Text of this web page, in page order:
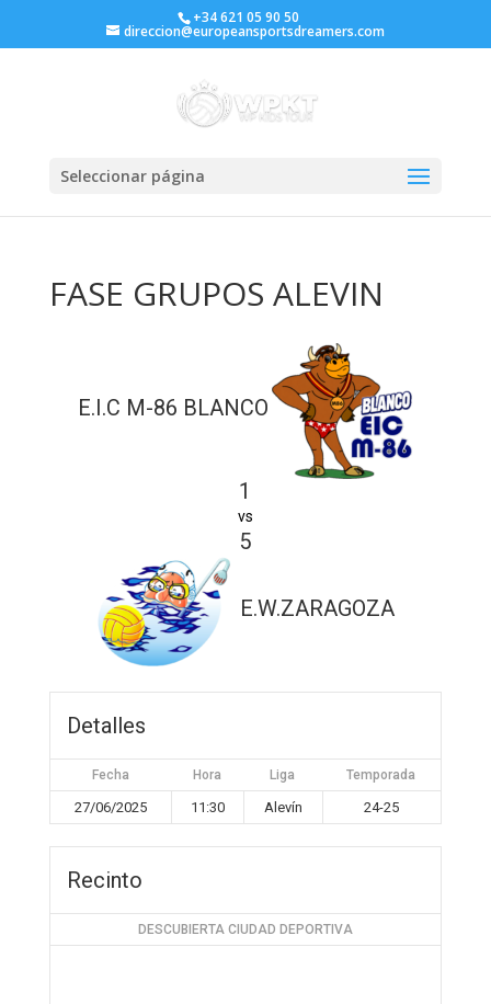
+34 621 05 90 50
direccion@europeansportsdreamers.com
Seleccionar página
FASE GRUPOS ALEVIN
E.I.C M-86 BLANCO
1
vs
5
E.W.ZARAGOZA
Detalles
Fecha Hora Liga Temporada
27/06/2025 11:30 Alevín 24-25
Recinto
DESCUBIERTA CIUDAD DEPORTIVA